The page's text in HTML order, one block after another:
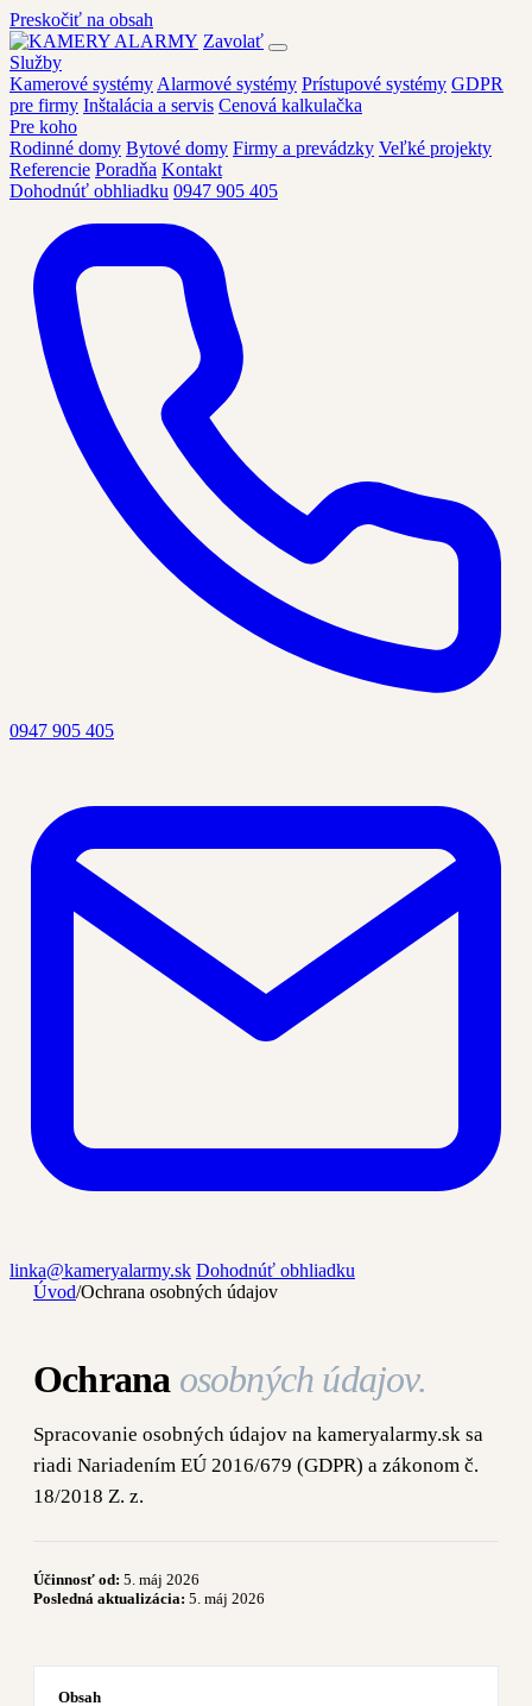
Preskočiť na obsah
Zavolať
Služby
Kamerové systémy Alarmové systémy Prístupové systémy GDPR
pre firmy Inštalácia a servis Cenová kalkulačka
Pre koho
Rodinné domy Bytové domy Firmy a prevádzky Veľké projekty
Referencie Poradňa Kontakt
Dohodnúť obhliadku 0947 905 405
0947 905 405
linka@kameryalarmy.sk Dohodnúť obhliadku
Úvod/Ochrana osobných údajov
Ochrana osobných údajov.
Spracovanie osobných údajov na kameryalarmy.sk sa
riadi Nariadením EÚ 2016/679 (GDPR) a zákonom č.
18/2018 Z. z.
Účinnosť od: 5. máj 2026
Posledná aktualizácia: 5. máj 2026
Obsah